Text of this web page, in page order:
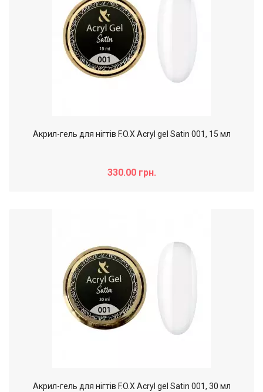
Акрил-гель для нігтів F.O.X Acryl gel Satin 001, 15 мл
330.00 грн.
Акрил-гель для нігтів F.O.X Acryl gel Satin 001, 30 мл